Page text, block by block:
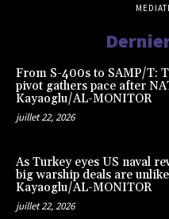
From S-400s to SAMP/T:
pivot gathers pace after
Kayaoglu/AL-MONITOR
juillet 22, 2026
As Turkey eyes US naval
big warship deals are
Kayaoglu/AL-MONITOR
juillet 22, 2026